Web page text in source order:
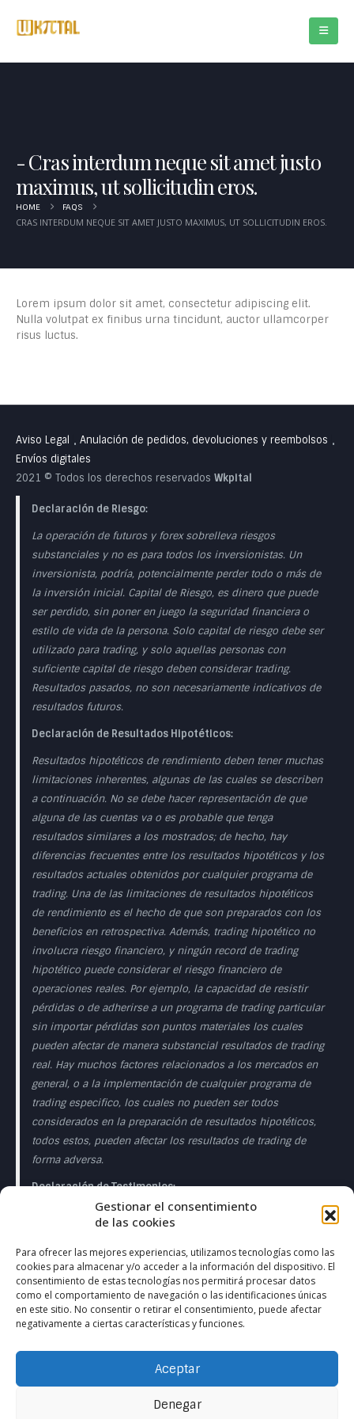
Gestionar el consentimiento
de las cookies
Para ofrecer las mejores experiencias, utilizamos tecnologías como las
cookies para almacenar y/o acceder a la información del dispositivo. El
consentimiento de estas tecnologías nos permitirá procesar datos
como el comportamiento de navegación o las identificaciones únicas
en este sitio. No consentir o retirar el consentimiento, puede afectar
negativamente a ciertas características y funciones.
Aceptar
Denegar
Cras interdum neque sit amet justo
maximus, ut sollicitudin eros.
HOME FAQS
CRAS INTERDUM NEQUE SIT AMET JUSTO MAXIMUS, UT SOLLICITUDIN EROS.
Lorem ipsum dolor sit amet, consectetur adipiscing elit.
Nulla volutpat ex finibus urna tincidunt, auctor ullamcorper
risus luctus.
Aviso Legal • Anulación de pedidos, devoluciones y reembolsos •
Envíos digitales
2021 © Todos los derechos reservados Wkpital
Declaración de Riesgo:
La operación de futuros y forex sobrelleva riesgos
substanciales y no es para todos los inversionistas. Un
inversionista, podría, potencialmente perder todo o más de
la inversión inicial. Capital de Riesgo, es dinero que puede
ser perdido, sin poner en juego la seguridad financiera o
estilo de vida de la persona. Solo capital de riesgo debe ser
utilizado para trading, y solo aquellas personas con
suficiente capital de riesgo deben considerar trading.
Resultados pasados, no son necesariamente indicativos de
resultados futuros.
Declaración de Resultados Hipotéticos:
Resultados hipotéticos de rendimiento deben tener muchas
limitaciones inherentes, algunas de las cuales se describen
a continuación. No se debe hacer representación de que
alguna de las cuentas va o es probable que tenga
resultados similares a los mostrados; de hecho, hay
diferencias frecuentes entre los resultados hipotéticos y los
resultados actuales obtenidos por cualquier programa de
trading. Una de las limitaciones de resultados hipotéticos
de rendimiento es el hecho de que son preparados con los
beneficios en retrospectiva. Además, trading hipotético no
involucra riesgo financiero, y ningún record de trading
hipotético puede considerar el riesgo financiero de
operaciones reales. Por ejemplo, la capacidad de resistir
pérdidas o de adherirse a un programa de trading particular
sin importar pérdidas son puntos materiales los cuales
pueden afectar de manera substancial resultados de trading
real. Hay muchos factores relacionados a los mercados en
general, o a la implementación de cualquier programa de
trading especifico, los cuales no pueden ser todos
considerados en la preparación de resultados hipotéticos,
todos estos, pueden afectar los resultados de trading de
forma adversa.
Declaración de Testimonios:
Los testimonios que aparecen en esta página web pueden
garantía de rendimiento o éxito en el futuro.
Declaración de la Sala de Operaciones en Directo:
Esta presentación sólo tiene fines educativos y las
opiniones expresadas son las del presentador del
considerarse hipotéticas y no debe esperarse que se